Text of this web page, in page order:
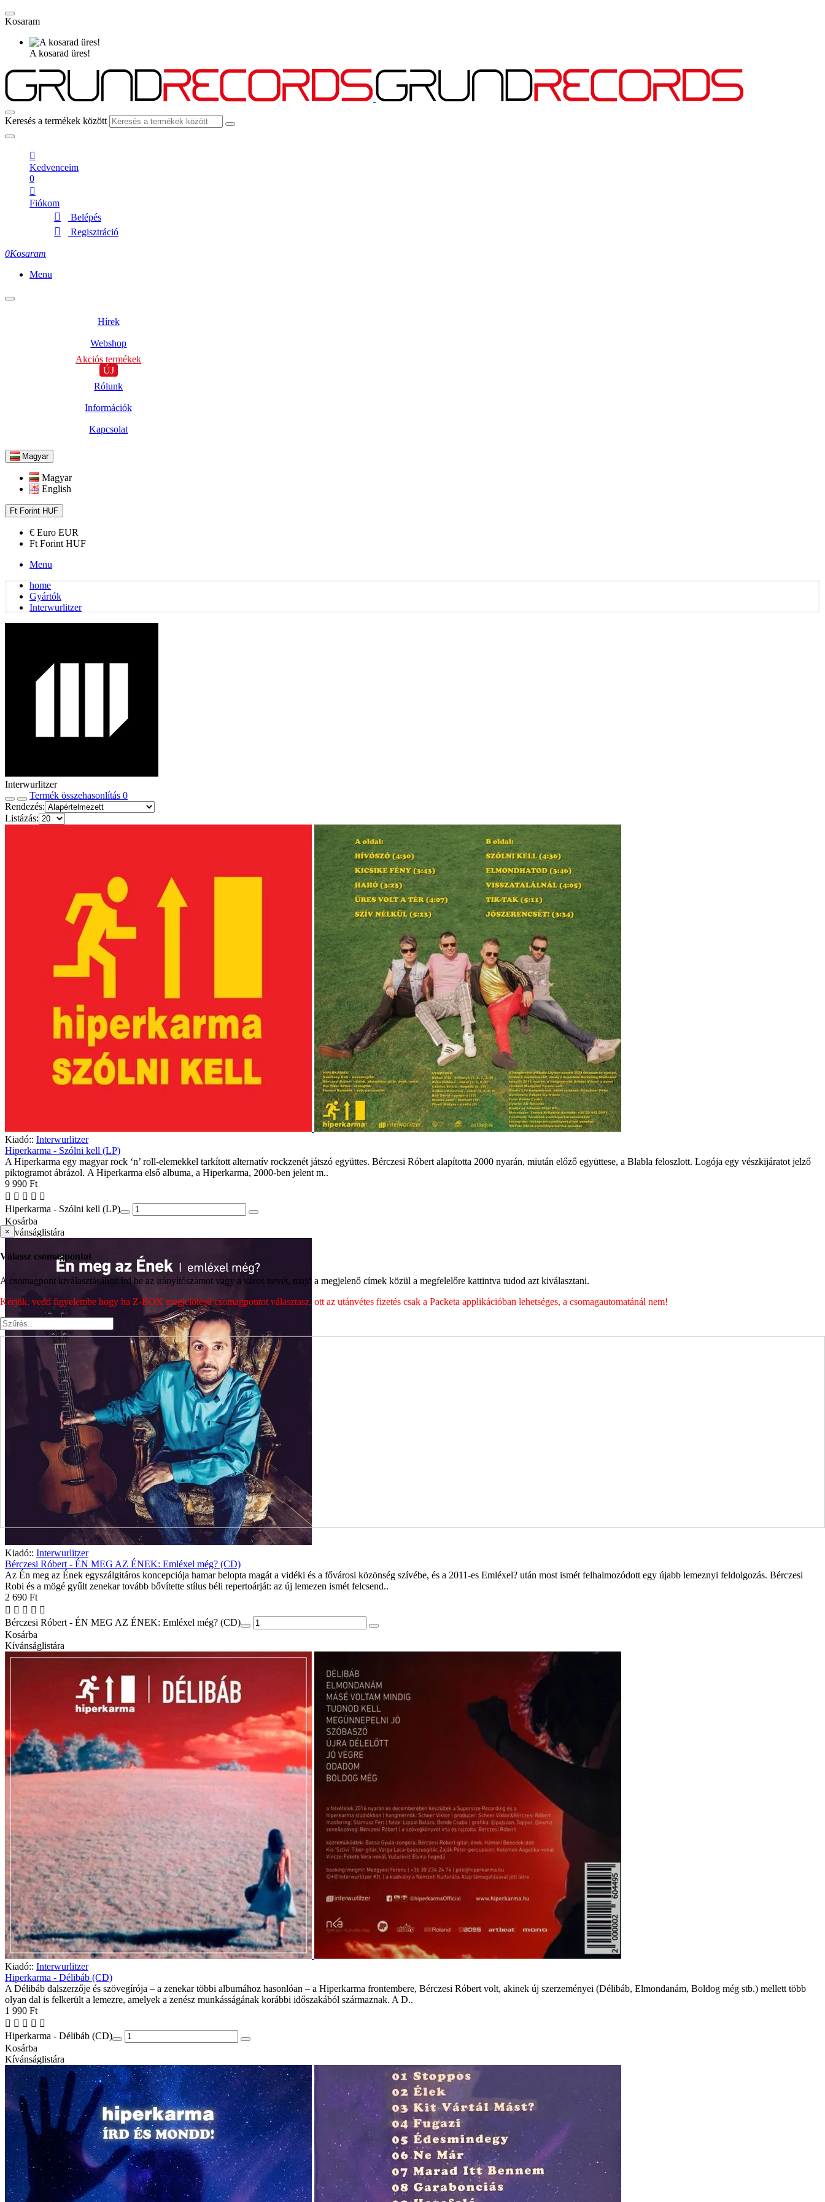
Kosaram
A kosarad üres!
Keresés a termékek között
Kedvenceim
0
Fiókom
Belépés
Regisztráció
0Kosaram
Menu
Hírek
Webshop
Akciós termékek
ÚJ
Rólunk
Információk
Kapcsolat
Magyar
Magyar
English
Ft Forint HUF
€ Euro EUR
Ft Forint HUF
Menu
home
Gyártók
Interwurlitzer
Interwurlitzer
Termék összehasonlítás 0
Rendezés:
Listázás:
Kiadó:: Interwurlitzer
Hiperkarma - Szólni kell (LP)
A Hiperkarma egy magyar rock ‘n’ roll-elemekkel tarkított alternatív rockzenét játszó együttes. Bérczesi Róbert alapította 2000 nyarán, miután előző együttese, a Blabla feloszlott. Logója egy vészkijáratot jelző
piktogramot ábrázol. A Hiperkarma első albuma, a Hiperkarma, 2000-ben jelent m..
9 990 Ft
Hiperkarma - Szólni kell (LP)
Kosárba
Kívánságlistára
Kiadó:: Interwurlitzer
Bérczesi Róbert - ÉN MEG AZ ÉNEK: Emléxel még? (CD)
Az Én meg az Ének egyszálgitáros koncepciója hamar belopta magát a vidéki és a fővárosi közönség szívébe, és a 2011-es Emléxel? után most ismét felhalmozódott egy újabb lemeznyi feldolgozás. Bérczesi
Robi és a mögé gyűlt zenekar tovább bővítette stílus béli repertoárját: az új lemezen ismét felcsend..
2 690 Ft
Bérczesi Róbert - ÉN MEG AZ ÉNEK: Emléxel még? (CD)
Kosárba
Kívánságlistára
Kiadó:: Interwurlitzer
Hiperkarma - Délibáb (CD)
A Délibáb dalszerzője és szövegírója – a zenekar többi albumához hasonlóan – a Hiperkarma frontembere, Bérczesi Róbert volt, akinek új szerzeményei (Délibáb, Elmondanám, Boldog még stb.) mellett több
olyan dal is felkerült a lemezre, amelyek a zenész munkásságának korábbi időszakából származnak. A D..
1 990 Ft
Hiperkarma - Délibáb (CD)
Kosárba
Kívánságlistára
×
Válassz csomagpontot
A csomagpont kiválasztásához írd be az irányítószámot vagy a város nevét, majd a megjelenő címek közül a megfelelőre kattintva tudod azt kiválasztani.
Kérjük, vedd figyelembe hogy ha Z-BOX megjelölésű csomagpontot választasz, ott az utánvétes fizetés csak a Packeta applikációban lehetséges, a csomagautomatánál nem!